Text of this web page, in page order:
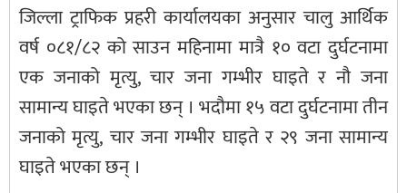
जिल्ला ट्राफिक प्रहरी कार्यालयका अनुसार चालु आर्थिक
वर्ष ०८१/८२ को साउन महिनामा मात्रै १० वटा दुर्घटनामा
एक जनाको मृत्यु, चार जना गम्भीर घाइते र नौ जना
सामान्य घाइते भएका छन् । भदौमा १५ वटा दुर्घटनामा तीन
जनाको मृत्यु, चार जना गम्भीर घाइते र २९ जना सामान्य
घाइते भएका छन् ।